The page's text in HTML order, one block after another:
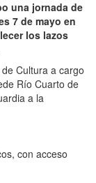
una jornada de
7 de mayo en
los lazos
Cultura a cargo
Río Cuarto de
a la
con acceso